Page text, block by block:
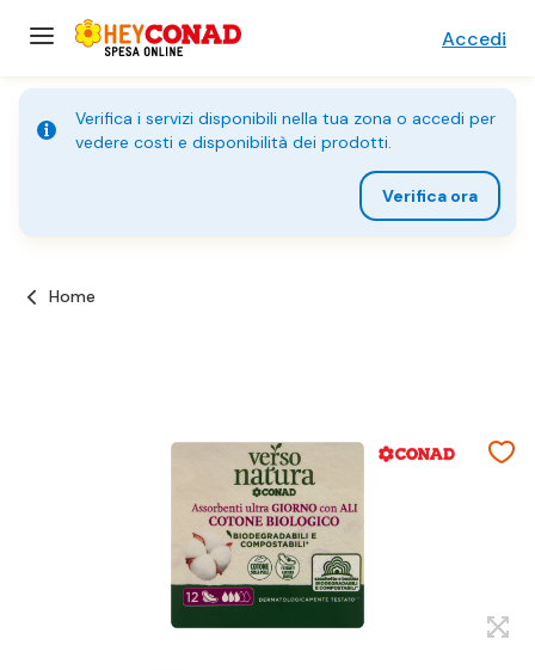
Accedi
Verifica i servizi disponibili nella tua zona o accedi per
vedere costi e disponibilità dei prodotti.
Verifica ora
Home